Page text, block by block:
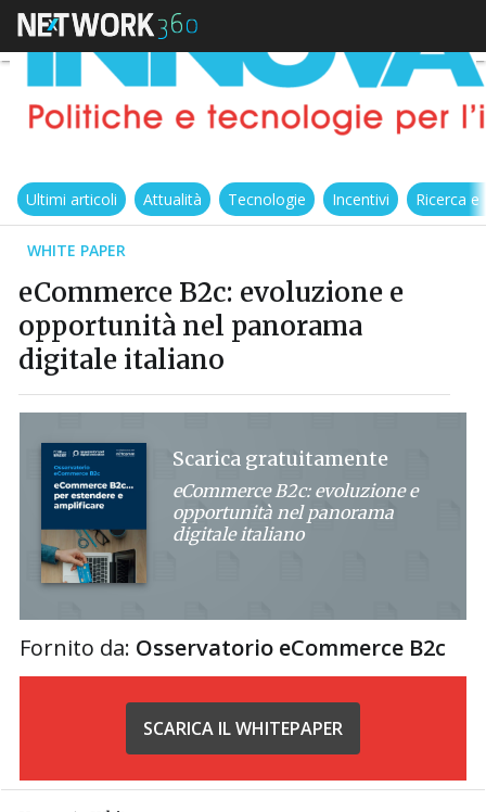
Ultimi articoli Attualità Tecnologie Incentivi Ricerca
WHITE PAPER
eCommerce B2c: evoluzione e
opportunità nel panorama
digitale italiano
Scarica gratuitamente
eCommerce B2c: evoluzione e
opportunità nel panorama
digitale italiano
Fornito da: Osservatorio eCommerce B2c
SCARICA IL WHITEPAPER